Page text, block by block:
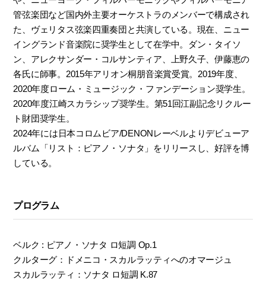
管弦楽団など国内外主要オーケストラのメンバーで構成され
た、ヴェリタス弦楽四重奏団と共演している。現在、ニュー
イングランド音楽院に奨学生として在学中。ダン・タイソ
ン、アレクサンダー・コルサンティア、上野久子、伊藤恵の
各氏に師事。2015年アリオン桐朋音楽賞受賞。2019年度、
2020年度ローム・ミュージック・ファンデーション奨学生。
2020年度江崎スカラシップ奨学生。第51回江副記念リクルー
ト財団奨学生。
2024年には日本コロムビア/DENONレーベルよりデビューア
ルバム「リスト：ピアノ・ソナタ」をリリースし、好評を博
している。
プログラム
ベルク : ピアノ・ソナタ ロ短調 Op.1
クルターグ：ドメニコ・スカルラッティへのオマージュ
スカルラッティ：ソナタ ロ短調 K.87